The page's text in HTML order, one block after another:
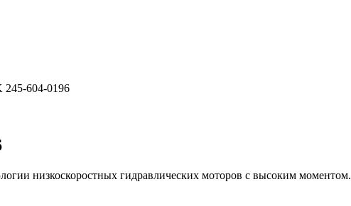
245-604-0196
низкоскоростных гидравлических моторов с высоким моментом.